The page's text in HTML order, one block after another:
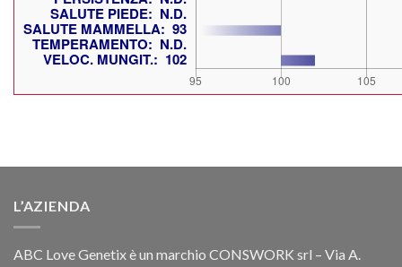
L’AZIENDA
ABC Love Genetix è un marchio CONSWORK srl – Via A.